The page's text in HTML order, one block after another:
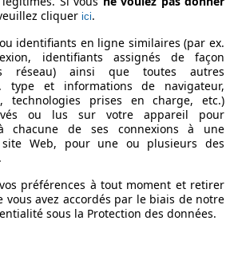
cliquer ici.
identifiants en ligne similaires (par ex.
identifiants assignés de façon
réseau) ainsi que toutes autres
type et informations de navigateur,
technologies prises en charge, etc.)
ou lus sur votre appareil pour
chacune de ses connexions à une
Web, pour une ou plusieurs des
préférences à tout moment et retirer
vous avez accordés par le biais de notre
sous la Protection des données.